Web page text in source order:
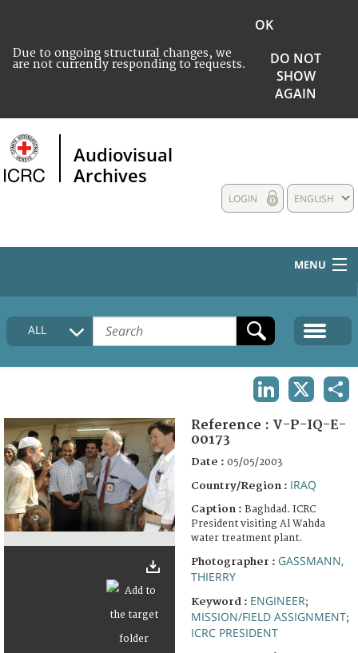
Due to ongoing structural changes, we
are not currently responding to requests.
OK
DO NOT
SHOW
AGAIN
Audiovisual
Archives
ENGLISH
LOGIN
MENU
HOME
COLLECTIONS DESCRIPTION
FAQ
ALL
Reference : V-P-IQ-E-
00173
Date : 05/05/2003
Country/Region : IRAQ
Caption : Baghdad. ICRC
President visiting Al Wahda
water treatment plant.
Photographer : GASSMANN,
THIERRY
Keyword : ENGINEER;
MISSION/FIELD ASSIGNMENT;
ICRC PRESIDENT